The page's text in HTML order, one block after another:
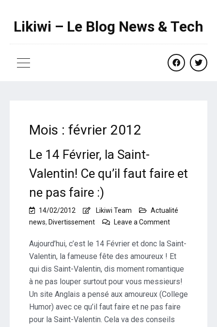
Likiwi – Le Blog News & Tech
facebook
Mois : février 2012
Le 14 Février, la Saint-
Valentin! Ce qu’il faut faire et
ne pas faire :)
14/02/2012 Likiwi Team
Actualité
news, Divertissement Leave a Commenton
14
la
Saint-
Valentin!
Ce
qu’il
faire
Aujourd’hui, c’est le 14 Février et donc la Saint-
Valentin, la fameuse fête des amoureux ! Et
qui dis Saint-Valentin, dis moment romantique
à ne pas louper surtout pour vous messieurs!
Un site Anglais a pensé aux amoureux (College
Humor) avec ce qu’il faut faire et ne pas faire
pour la Saint-Valentin. Cela va des conseils